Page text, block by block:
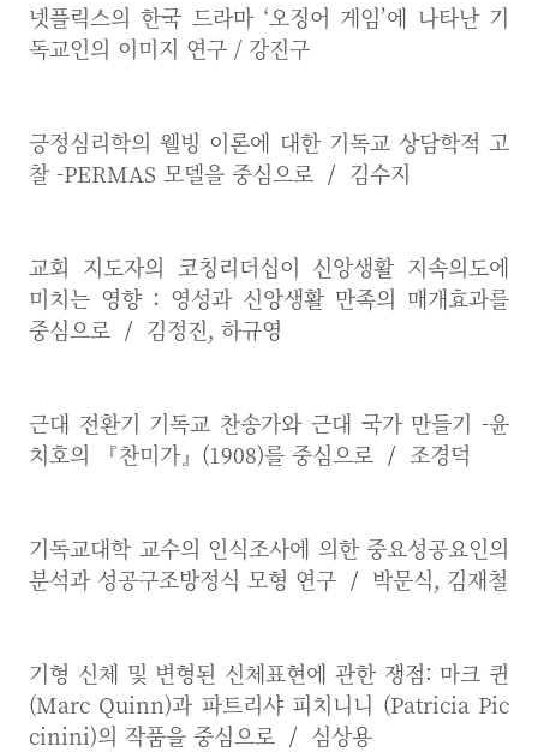
넷플릭스의 한국 드라마 ‘오징어 게임’에 나타난 기
독교인의 이미지 연구 / 강진구
긍정심리학의 웰빙 이론에 대한 기독교 상담학적 고
찰 -PERMAS 모델을 중심으로 / 김수지
교회 지도자의 코칭리더십이 신앙생활 지속의도에
미치는 영향 : 영성과 신앙생활 만족의 매개효과를
중심으로 / 김정진, 하규영
근대 전환기 기독교 찬송가와 근대 국가 만들기 -윤
치호의 『찬미가』(1908)를 중심으로 / 조경덕
기독교대학 교수의 인식조사에 의한 중요성공요인의
분석과 성공구조방정식 모형 연구 / 박문식, 김재철
기형 신체 및 변형된 신체표현에 관한 쟁점: 마크 퀸
(Marc Quinn)과 파트리샤 피치니니 (Patricia Pic
cinini)의 작품을 중심으로 / 심상용